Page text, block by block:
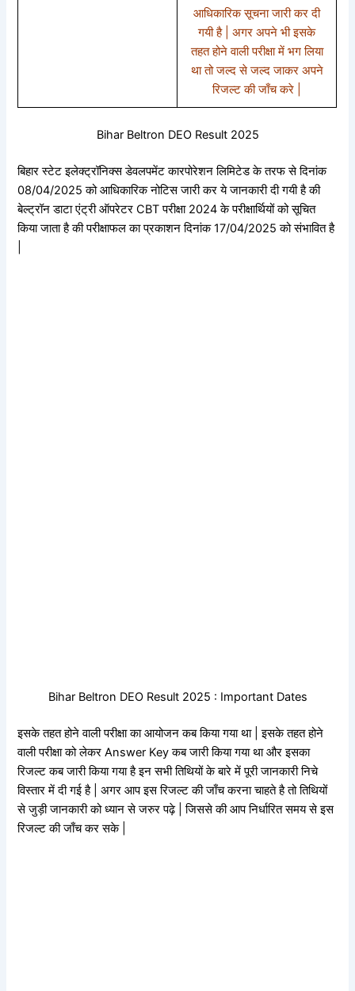
आधिकारिक सूचना जारी कर दी
गयी है | अगर अपने भी इसके
तहत होने वाली परीक्षा में भग लिया
था तो जल्द से जल्द जाकर अपने
रिजल्ट की जाँच करे |
Bihar Beltron DEO Result 2025
बिहार स्टेट इलेक्ट्रॉनिक्स डेवलपमेंट कारपोरेशन लिमिटेड के तरफ से दिनांक
08/04/2025 को आधिकारिक नोटिस जारी कर ये जानकारी दी गयी है की
बेल्ट्रॉन डाटा एंट्री ऑपरेटर CBT परीक्षा 2024 के परीक्षार्थियों को सूचित
किया जाता है की परीक्षाफल का प्रकाशन दिनांक 17/04/2025 को संभावित है
Bihar Beltron DEO Result 2025 : Important Dates
इसके तहत होने वाली परीक्षा का आयोजन कब किया गया था | इसके तहत होने
वाली परीक्षा को लेकर Answer Key कब जारी किया गया था और इसका
रिजल्ट कब जारी किया गया है इन सभी तिथियों के बारे में पूरी जानकारी निचे
विस्तार में दी गई है | अगर आप इस रिजल्ट की जाँच करना चाहते है तो तिथियों
से जुड़ी जानकारी को ध्यान से जरुर पढ़े | जिससे की आप निर्धारित समय से इस
रिजल्ट की जाँच कर सके |